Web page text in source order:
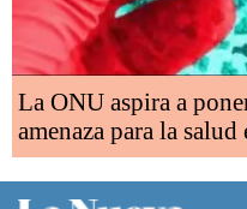
La ONU aspira a
amenaza para la salud